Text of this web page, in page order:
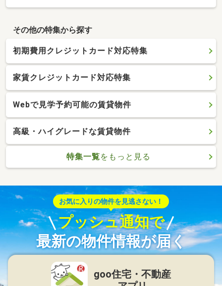
その他の特集から探す
初期費用クレジットカード対応特集
家賃クレジットカード対応特集
Webで見学予約可能の賃貸物件
高級・ハイグレードな賃貸物件
特集一覧をもっと見る
お気に入りの物件を見逃さない！
プッシュ通知で
最新の物件情報が届く
goo住宅・不動産